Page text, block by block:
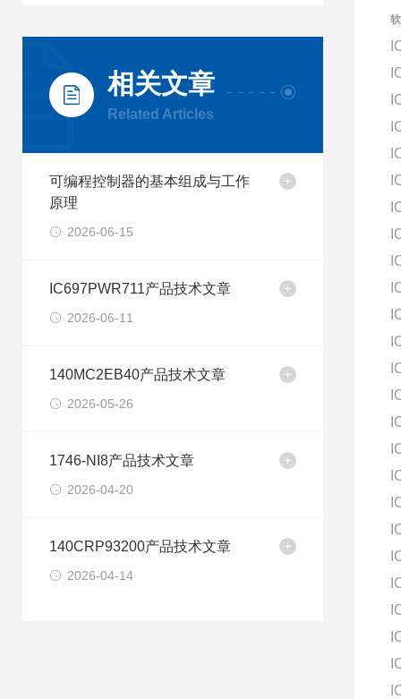
相关文章
Related Articles
可编程控制器的基本组成与工作
原理
2026-06-15
IC697PWR711产品技术文章
2026-06-11
140MC2EB40产品技术文章
2026-05-26
1746-NI8产品技术文章
2026-04-20
140CRP93200产品技术文章
2026-04-14